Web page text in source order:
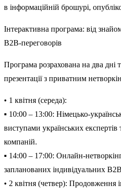
в інформаційній брошурі,
Інтерактивна програма: від
B2B-переговорів
Програма розрахована на два дні
презентаціїз приватним
• 1 квітня (середа):
▪ 10:00 – 13:00: Німецько-
виступами українських експертів
компаній.
▪ 14:00 – 17:00: Онлайн-
запланованих індивідуальних
• 2 квітня (четвер): Продовження